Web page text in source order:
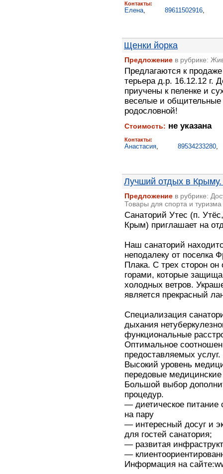
Контакты:
Елена, 89611502916,
Щенки йорка
Предложение в рубрике:
Предлагаются к
терьера д.р. 16.12.12 г.
приучены к пеленке и
веселые и
родословной!
Стоимость: не указана
Контакты:
Анастасия, 89534233280
Лучший отдых в
Предложение в рубрике:
Товары для спорта и туризма
Санаторий Утес (п.
Крым) приглашает на
Наш санаторий
неподалеку от поселка
Плака. С трех сторон
горами, которые
холодных ветров.
является прекрасный
Специализация
дыхания
функциональные
Оптимальное
предоставляемых услуг.
Высокий уровень
передовые медицинские
Большой выбор
процедур.
— диетическое питание
на пару
— интересный досуг и
для гостей санатория;
— развитая
—
Информация на